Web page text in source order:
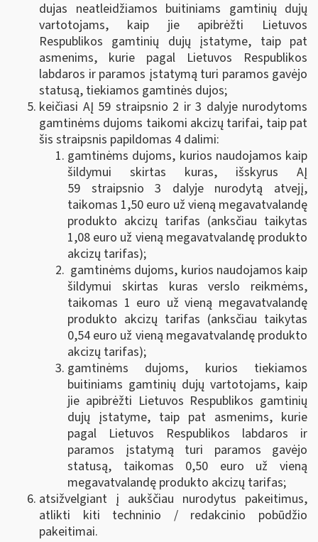
dujas neatleidžiamos buitiniams gamtinių dujų
vartotojams, kaip jie apibrėžti Lietuvos
Respublikos gamtinių dujų įstatyme, taip pat
asmenims, kurie pagal Lietuvos Respublikos
labdaros ir paramos įstatymą turi paramos gavėjo
statusą, tiekiamos gamtinės dujos;
keičiasi AĮ 59 straipsnio 2 ir 3 dalyje nurodytoms
gamtinėms dujoms taikomi akcizų tarifai, taip pat
šis straipsnis papildomas 4 dalimi:
gamtinėms dujoms, kurios naudojamos kaip
šildymui skirtas kuras, išskyrus AĮ
59 straipsnio 3 dalyje nurodytą atvejį,
taikomas 1,50 euro už vieną megavatvalandę
produkto akcizų tarifas (anksčiau taikytas
1,08 euro už vieną megavatvalandę produkto
akcizų tarifas);
gamtinėms dujoms, kurios naudojamos kaip
šildymui skirtas kuras verslo reikmėms,
taikomas 1 euro už vieną megavatvalandę
produkto akcizų tarifas (anksčiau taikytas
0,54 euro už vieną megavatvalandę produkto
akcizų tarifas);
gamtinėms dujoms, kurios tiekiamos
buitiniams gamtinių dujų vartotojams, kaip
jie apibrėžti Lietuvos Respublikos gamtinių
dujų įstatyme, taip pat asmenims, kurie
pagal Lietuvos Respublikos labdaros ir
paramos įstatymą turi paramos gavėjo
statusą, taikomas 0,50 euro už vieną
megavatvalandę produkto akcizų tarifas;
atsižvelgiant į aukščiau nurodytus pakeitimus,
atlikti kiti techninio / redakcinio pobūdžio
pakeitimai.